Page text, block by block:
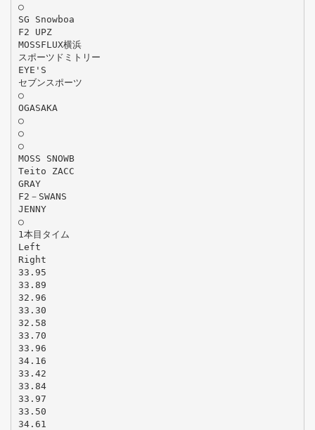
○
SG Snowboa
F2 UPZ
MOSSFLUX横浜
スポーツドミトリー
EYE'S
セブンスポーツ
○
OGASAKA
○
○
○
MOSS SNOWB
Teito ZACC
GRAY
F2－SWANS
JENNY
○
1本目タイム
Left
Right
33.95
33.89
32.96
33.30
32.58
33.70
33.96
34.16
33.42
33.84
33.97
33.50
34.61